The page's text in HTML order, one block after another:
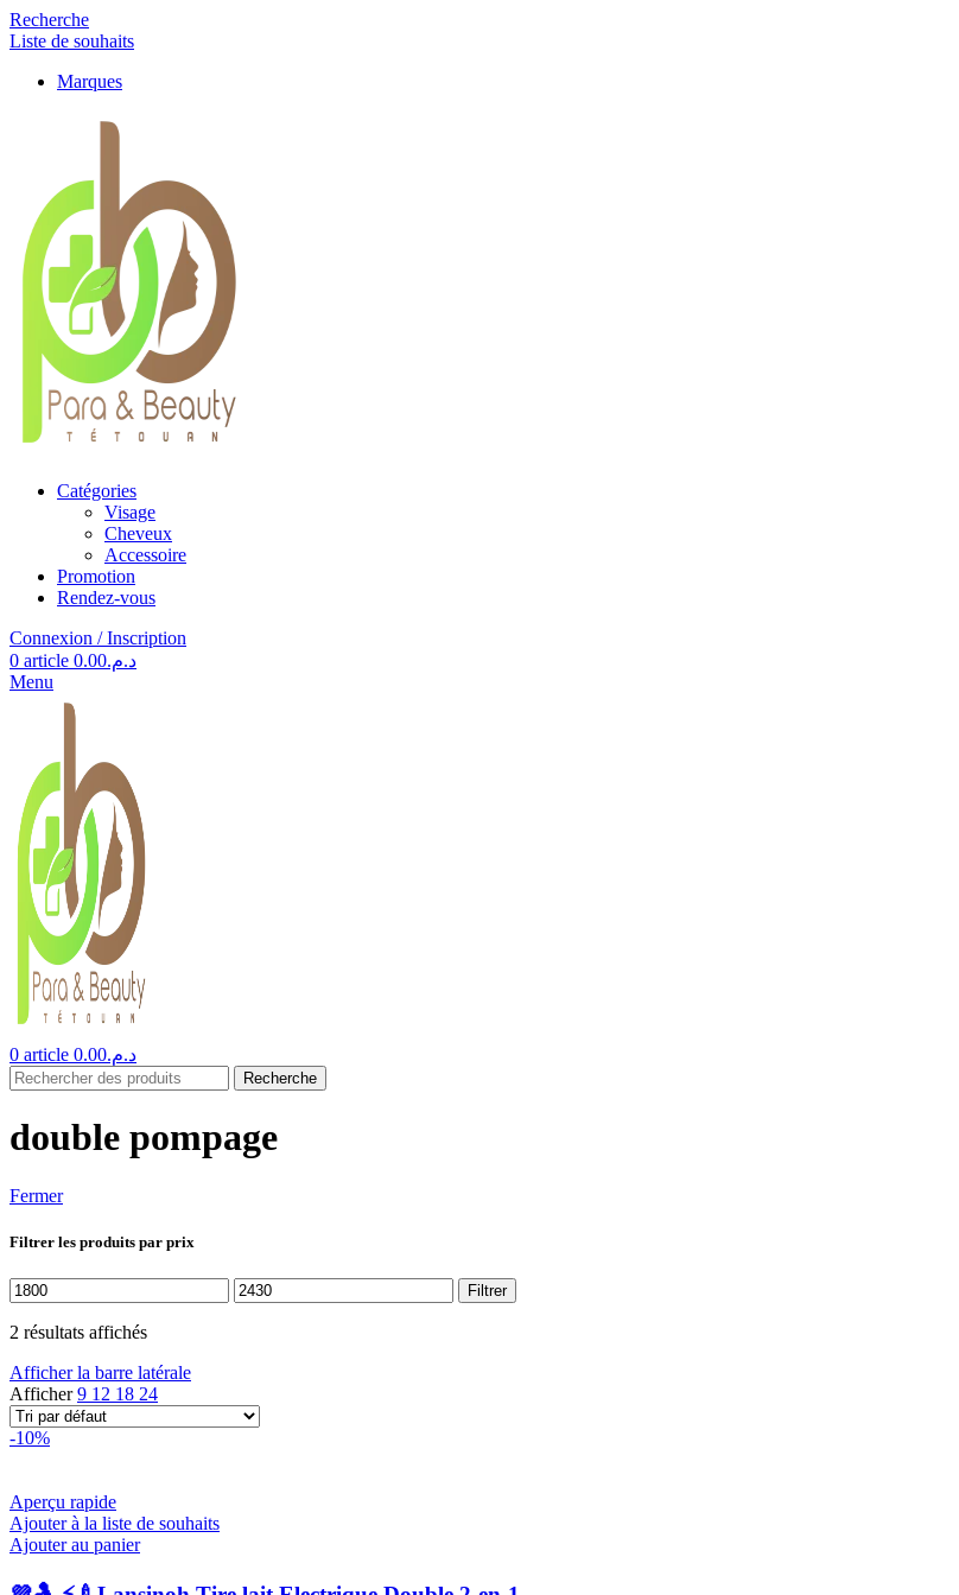
Recherche
Liste de souhaits
Marques
Catégories
Visage
Cheveux
Accessoire
Promotion
Rendez-vous
Connexion / Inscription
0 article د.م.0.00
Menu
0 article د.م.0.00
Recherche
double pompage
Fermer
Filtrer les produits par prix
Prix
min
Prix
max
Filtrer
2 résultats affichés
Afficher la barre latérale
Afficher9 12 18 24
-10%
Aperçu rapide
Ajouter à la liste de souhaits
Ajouter au panier